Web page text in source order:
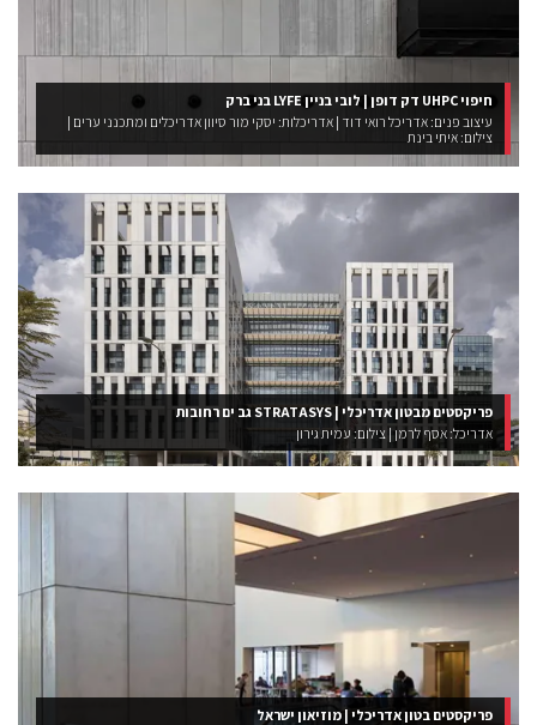
חיפוי UHPC דק דופן | לובי בניין LYFE בני ברק
עיצוב פנים: אדריכל רואי דוד | אדריכלות: יסקי מור סיוון אדריכלים ומתכנני ערים |
צילום: איתי בינת
פריקסטים מבטון אדריכלי | STRATASYS גב ים רחובות
אדריכל: אסף לרמן | צילום: עמית גירון
פריקסטים בטון אדריכלי | מוזיאון ישראל